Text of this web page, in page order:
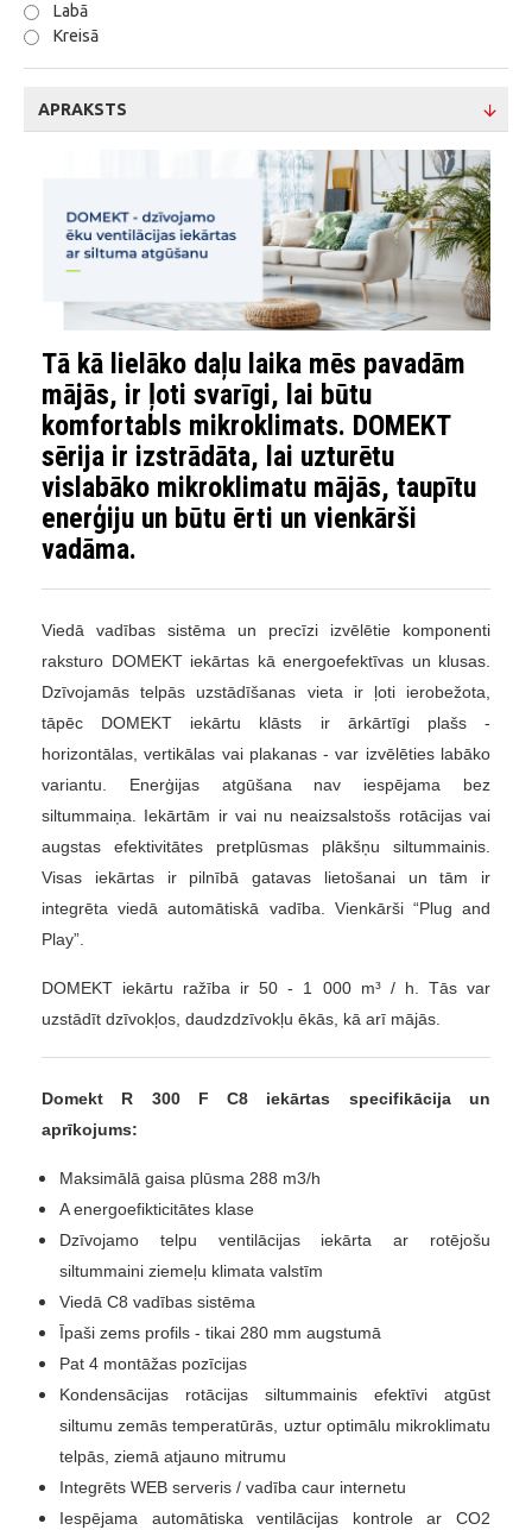
Labā
Kreisā
APRAKSTS
Tā kā lielāko daļu laika mēs pavadām
mājās, ir ļoti svarīgi, lai būtu
komfortabls mikroklimats. DOMEKT
sērija ir izstrādāta, lai uzturētu
vislabāko mikroklimatu mājās, taupītu
enerģiju un būtu ērti un vienkārši
vadāma.
Viedā vadības sistēma un precīzi izvēlētie komponenti
raksturo DOMEKT iekārtas kā energoefektīvas un klusas.
Dzīvojamās telpās uzstādīšanas vieta ir ļoti ierobežota,
tāpēc DOMEKT iekārtu klāsts ir ārkārtīgi plašs -
horizontālas, vertikālas vai plakanas - var izvēlēties labāko
variantu. Enerģijas atgūšana nav iespējama bez
siltummaiņa. Iekārtām ir vai nu neaizsalstošs rotācijas vai
augstas efektivitātes pretplūsmas plākšņu siltummainis.
Visas iekārtas ir pilnībā gatavas lietošanai un tām ir
integrēta viedā automātiskā vadība. Vienkārši “Plug and
Play”.
DOMEKT iekārtu ražība ir 50 - 1 000 m³ / h. Tās var
uzstādīt dzīvokļos, daudzdzīvokļu ēkās, kā arī mājās.
Domekt R 300 F C8 iekārtas specifikācija un
aprīkojums:
Maksimālā gaisa plūsma 288 m3/h
A energoefikticitātes klase
Dzīvojamo telpu ventilācijas iekārta ar rotējošu
siltummaini ziemeļu klimata valstīm
Viedā C8 vadības sistēma
Īpaši zems profils - tikai 280 mm augstumā
Pat 4 montāžas pozīcijas
Kondensācijas rotācijas siltummainis efektīvi atgūst
siltumu zemās temperatūrās, uztur optimālu mikroklimatu
telpās, ziemā atjauno mitrumu
Integrēts WEB serveris / vadība caur internetu
Iespējama automātiska ventilācijas kontrole ar CO2